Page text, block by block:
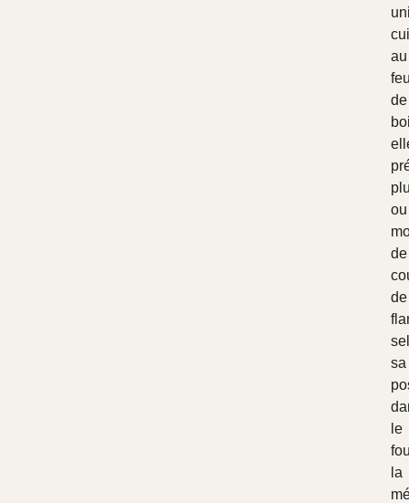
au
de
ou
de
de
sa
le
la